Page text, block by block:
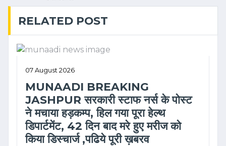
RELATED POST
07 August 2026
MUNAADI BREAKING
JASHPUR सरकारी स्टाफ नर्स के पोस्ट
ने मचाया हड़कम्प, हिल गया पूरा हेल्थ
डिपार्टमेंट, 42 दिन बाद मरे हुए मरीज को
किया डिस्चार्ज ,पढिये पूरी ख़बरव